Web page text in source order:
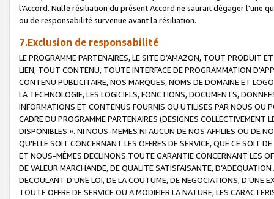
l’Accord. Nulle résiliation du présent Accord ne saurait dégager l'une
ou de responsabilité survenue avant la résiliation.
7.Exclusion de responsabilité
LE PROGRAMME PARTENAIRES, LE SITE D’AMAZON, TOUT PRODUIT
LIEN, TOUT CONTENU, TOUTE INTERFACE DE PROGRAMMATION
CONTENU PUBLICITAIRE, NOS MARQUES, NOMS DE DOMAINE ET
LA TECHNOLOGIE, LES LOGICIELS, FONCTIONS, DOCUMENTS,
INFORMATIONS ET CONTENUS FOURNIS OU UTILISES PAR NOUS OU
CADRE DU PROGRAMME PARTENAIRES (DESIGNES COLLECTIVEMENT
DISPONIBLES ». NI NOUS-MEMES NI AUCUN DE NOS AFFILIES OU DE
QU’ELLE SOIT CONCERNANT LES OFFRES DE SERVICE, QUE CE SOIT
ET NOUS-MÊMES DECLINONS TOUTE GARANTIE CONCERNANT LES
DE VALEUR MARCHANDE, DE QUALITE SATISFAISANTE,
DECOULANT D’UNE LOI, DE LA COUTUME, DE NEGOCIATIONS, D’UNE
TOUTE OFFRE DE SERVICE OU A MODIFIER LA NATURE, LES